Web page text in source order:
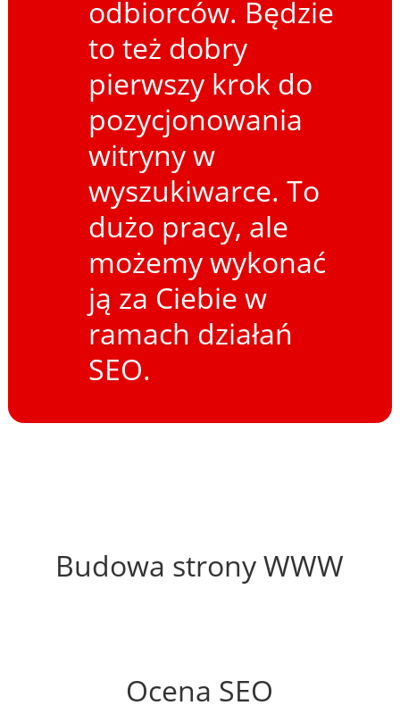
odbiorców. Będzie
to też dobry
pierwszy krok do
pozycjonowania
witryny w
wyszukiwarce. To
dużo pracy, ale
możemy wykonać
ją za Ciebie w
ramach działań
SEO.
Budowa strony WWW
Ocena SEO